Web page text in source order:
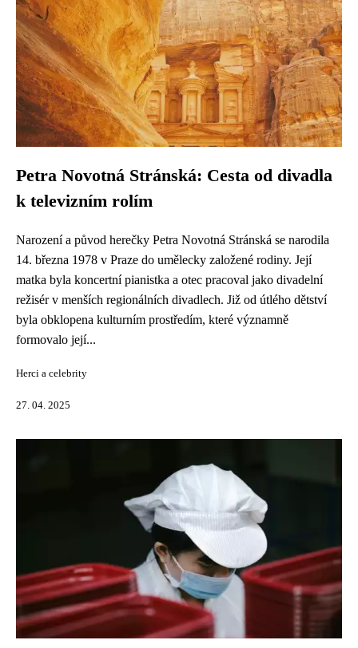
Petra Novotná Stránská: Cesta od divadla
k televizním rolím
Narození a původ herečky Petra Novotná Stránská se narodila
14. března 1978 v Praze do umělecky založené rodiny. Její
matka byla koncertní pianistka a otec pracoval jako divadelní
režisér v menších regionálních divadlech. Již od útlého dětství
byla obklopena kulturním prostředím, které významně
formovalo její...
Herci a celebrity
27. 04. 2025